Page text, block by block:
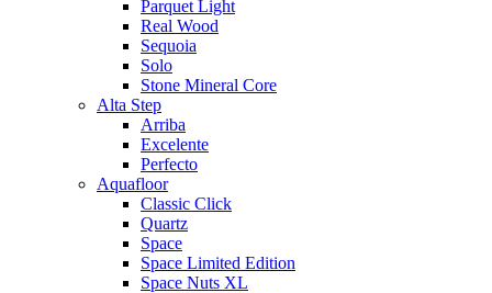
Parquet Light
Real Wood
Sequoia
Solo
Stone Mineral Core
Alta Step
Arriba
Excelente
Perfecto
Aquafloor
Classic Click
Quartz
Space
Space Limited Edition
Space Nuts XL